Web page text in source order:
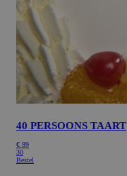
40 PERSOONS TAART
€ 99
30
Bestel